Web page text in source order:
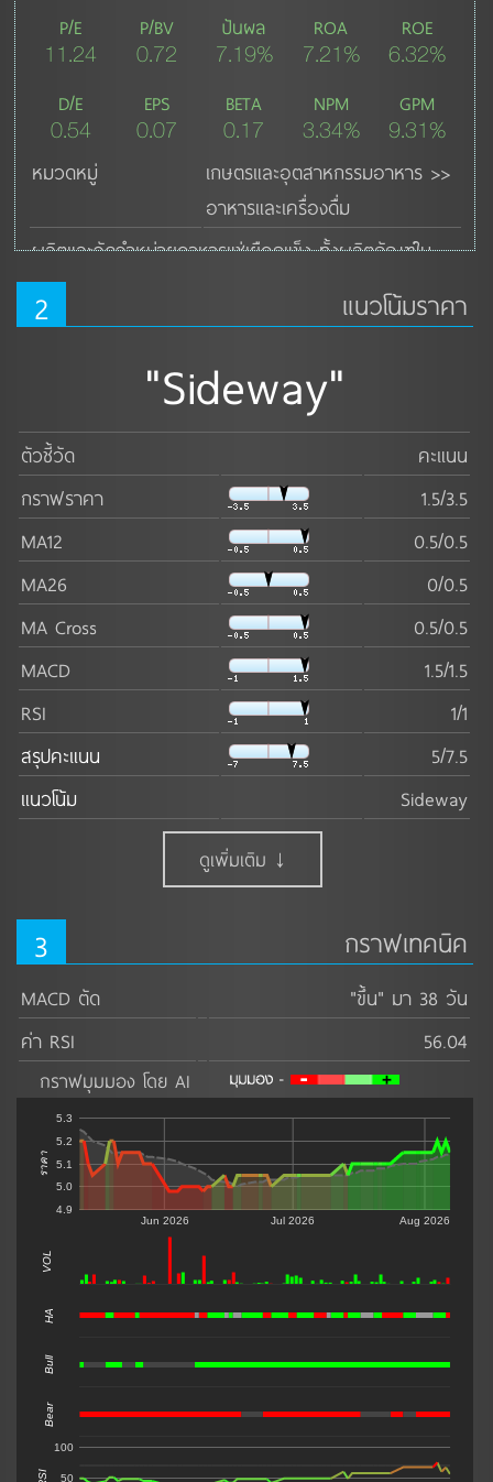
P/E
11.24
P/BV
0.72
ปันผล
7.19%
ROA
7.21%
ROE
6.32%
D/E
0.54
EPS
0.07
BETA
0.17
NPM
3.34%
GPM
9.31%
หมวดหมู่
เกษตรและอุตสาหกรรมอาหาร >>
อาหารและเครื่องดื่ม
ผลิตและจัดจำหน่ายอาหารแช่เยือกแข็ง ทั้งผลิตภัณฑ์ใน
กลุ่มพร้อมปรุง (Ready-to-cook) และกลุ่มพร้อมรับ
ประทาน (Ready-to-eat) ที่มีคุณภาพ และผ่านการรับรอง
HACCP, ISO 22000
2 แนวโน้มราคา
"Sideway"
ตัวชี้วัด
คะแนน
กราฟราคา
1.5/3.5
MA12
0.5/0.5
MA26
0/0.5
MA Cross
0.5/0.5
MACD
1.5/1.5
RSI
1/1
สรุปคะแนน
5/7.5
แนวโน้ม
Sideway
ดูเพิ่มเติม ↓
3 กราฟเทคนิค
MACD ตัด
"ขึ้น" มา 38 วัน
ค่า RSI
56.04
กราฟมุมมอง โดย AI
Jun 2026 Jul 2026 Aug 2026
4.9
5.0
5.1
5.2
5.3
ราคา
VOL
HA
Bull
Bear
50
100
RSI